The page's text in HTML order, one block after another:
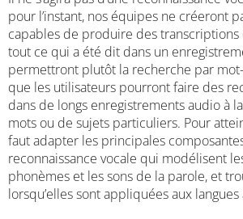
pour l’instant, nos équipes ne créeront
capables de produire des
tout ce qui a été dit dans un
permettront plutôt la recherche par
que les utilisateurs pourront faire des
dans de longs enregistrements audio à
mots ou de sujets particuliers. Pour
faut adapter les principales
reconnaissance vocale qui modélisent
phonèmes et les sons de la parole, et
lorsqu’elles sont appliquées aux